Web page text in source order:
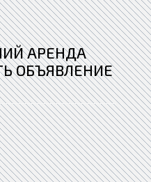
АРЕНДА
ОБЪЯВЛЕНИЕ